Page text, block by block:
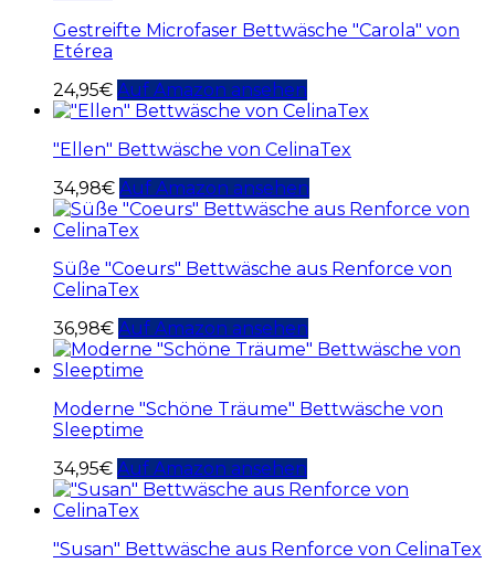
Gestreifte Microfaser Bettwäsche "Carola" von
Etérea
24,95€ Auf Amazon ansehen
"Ellen" Bettwäsche von CelinaTex
34,98€ Auf Amazon ansehen
Süße "Coeurs" Bettwäsche aus Renforce von
CelinaTex
36,98€ Auf Amazon ansehen
Moderne "Schöne Träume" Bettwäsche von
Sleeptime
34,95€ Auf Amazon ansehen
"Susan" Bettwäsche aus Renforce von CelinaTex